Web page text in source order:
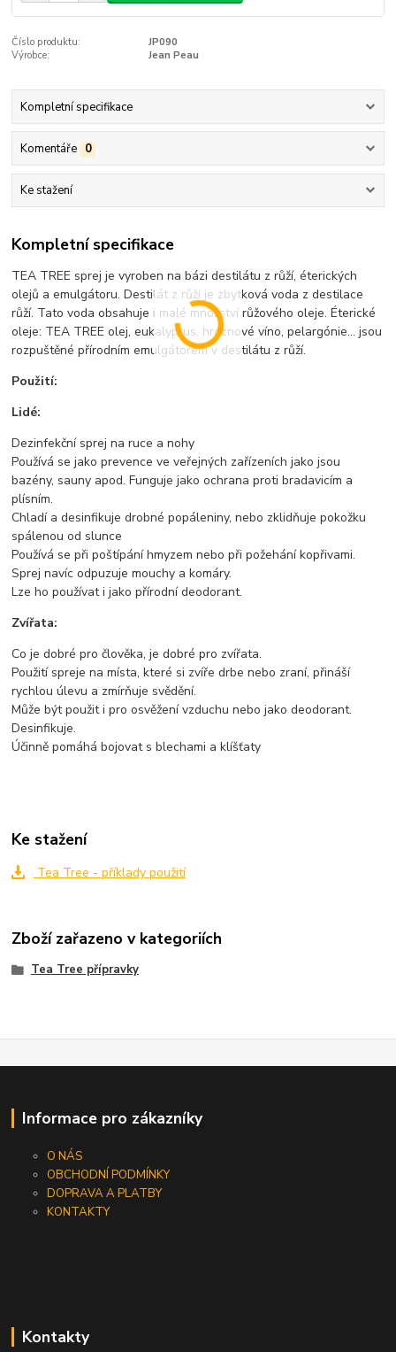
Číslo produktu:
JP090
Výrobce:
Jean Peau
Kompletní specifikace
Komentáře 0
Ke stažení
Kompletní specifikace
TEA TREE sprej je vyroben na bázi destilátu z růží, éterických
olejů a emulgátoru. Destilát z růží je zbytková voda z destilace
růží. Tato voda obsahuje i malé množství růžového oleje. Éterické
oleje: TEA TREE olej, eukalyptus, hroznové víno, pelargónie… jsou
rozpuštěné přírodním emulgátorem v destilátu z růží.
Použití:
Lidé:
Dezinfekční sprej na ruce a nohy
Používá se jako prevence ve veřejných zařízeních jako jsou
bazény, sauny apod. Funguje jako ochrana proti bradavicím a
plísním.
Chladí a desinfikuje drobné popáleniny, nebo zklidňuje pokožku
spálenou od slunce
Používá se při poštípání hmyzem nebo při požehání kopřivami.
Sprej navíc odpuzuje mouchy a komáry.
Lze ho používat i jako přírodní deodorant.
Zvířata:
Co je dobré pro člověka, je dobré pro zvířata.
Použití spreje na místa, které si zvíře drbe nebo zraní, přináší
rychlou úlevu a zmírňuje svědění.
Může být použit i pro osvěžení vzduchu nebo jako deodorant.
Desinfikuje.
Účinně pomáhá bojovat s blechami a klíšťaty
Ke stažení
Tea Tree - příklady použití
Zboží zařazeno v kategoriích
Tea Tree přípravky
Informace pro zákazníky
O NÁS
OBCHODNÍ PODMÍNKY
DOPRAVA A PLATBY
KONTAKTY
Kontakty